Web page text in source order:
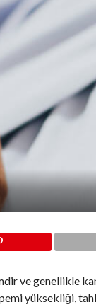
ve genellikle
yüksekliği,